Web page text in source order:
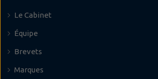
Le Cabinet
Équipe
Brevets
Marques